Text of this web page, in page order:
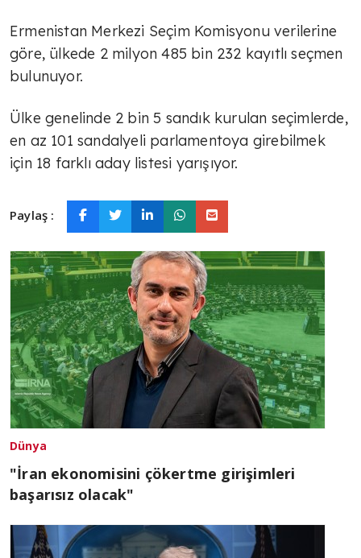
Ermenistan Merkezi Seçim Komisyonu verilerine
göre, ülkede 2 milyon 485 bin 232 kayıtlı seçmen
bulunuyor.
Ülke genelinde 2 bin 5 sandık kurulan seçimlerde,
en az 101 sandalyeli parlamentoya girebilmek
için 18 farklı aday listesi yarışıyor.
Paylaş :
Dünya
"İran ekonomisini çökertme girişimleri
başarısız olacak"